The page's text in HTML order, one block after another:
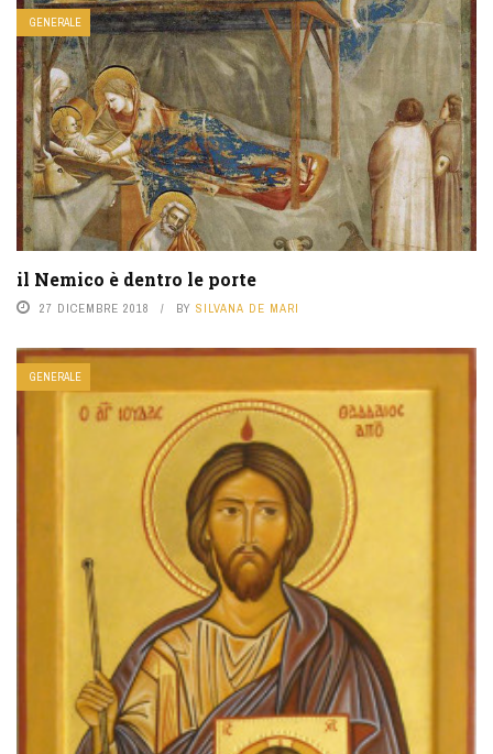
GENERALE
il Nemico è dentro le porte
27 DICEMBRE 2018 BY SILVANA DE MARI
GENERALE